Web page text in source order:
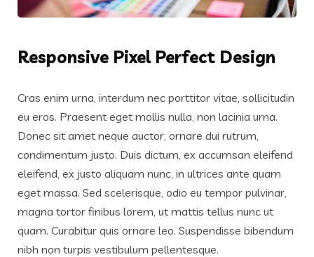
Responsive Pixel Perfect Design
Cras enim urna, interdum nec porttitor vitae, sollicitudin
eu eros. Praesent eget mollis nulla, non lacinia urna.
Donec sit amet neque auctor, ornare dui rutrum,
condimentum justo. Duis dictum, ex accumsan eleifend
eleifend, ex justo aliquam nunc, in ultrices ante quam
eget massa. Sed scelerisque, odio eu tempor pulvinar,
magna tortor finibus lorem, ut mattis tellus nunc ut
quam. Curabitur quis ornare leo. Suspendisse bibendum
nibh non turpis vestibulum pellentesque.